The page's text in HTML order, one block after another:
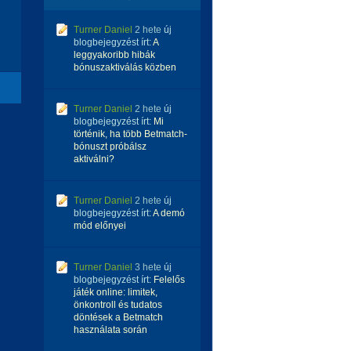
Turner Daniel 2 hete új
blogbejegyzést írt:A
leggyakoribb hibák
bónuszaktiválás közben
Turner Daniel 2 hete új
blogbejegyzést írt: Mi
történik, ha több Betmatch-
bónuszt próbálsz
aktiválni?
Turner Daniel 2 hete új
blogbejegyzést írt:A demó
mód előnyei
Turner Daniel 3 hete új
blogbejegyzést írt: Felelős
játék online: limitek,
önkontroll és tudatos
döntések a Betmatch
használata során